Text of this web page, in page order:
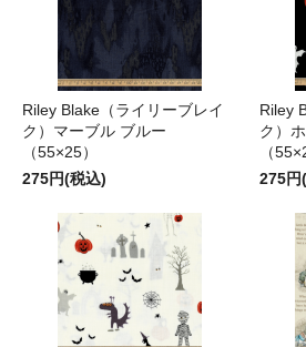
Riley Blake（ライリーブレイ
ク）マーブル ブルー
（55×25）
275円(税込)
Riley
ク）
（
275円